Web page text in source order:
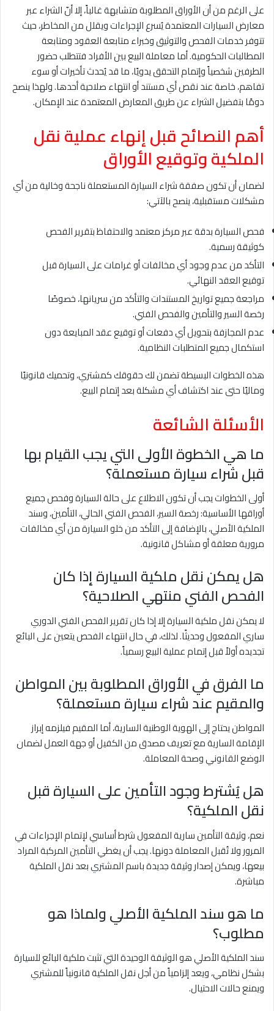
على الرغم من أن الأوراق المطلوبة متشابهة غالباً، إلا أنّ الشراء عبر
معارض السيارات المعتمدة يُسرع الإجراءات ويقلل من المخاطر، حيث
تتوفر خدمات الفحص والتوثيق وخبراء متابعة العقود ومتابعة
المطالبات الحكومية. أما معاملة البيع بين الأفراد فتتطلب حضور
الطرفين شخصياً وإتمام التحقق يدويًا، ما قد يُحدث تأخيرات أو سوء
تفاهم، خاصة عند نقص أي مستند أو انتهاء صلاحية أحدها. ولهذا ينصح
دومًا بتفضيل الشراء عن طريق المعارض المعتمدة عند الإمكان.
أهم النصائح قبل إنهاء عملية نقل
الملكية وتوقيع الأوراق
لضمان أن تكون صفقة شراء السيارة المستعملة ناجحة وخالية من أي
مشكلات مستقبلية، ينصح بالآتي:
فحص السيارة بدقة عبر مركز معتمد والاحتفاظ بتقرير الفحص
كوثيقة رسمية.
التأكد من عدم وجود أي مخالفات أو غرامات على السيارة قبل
توقيع العقد النهائي.
مراجعة جميع تواريخ المستندات والتأكد من سريانها، خصوصًا
رخصة السير والتأمين والفحص الفني.
عدم المجازفة بتحويل أي دفعات أو توقيع عقد المبايعة دون
استكمال جميع المتطلبات النظامية.
هذه الخطوات البسيطة تضمن لك حقوقك كمشتري، وتحميك قانونيًا
وماليًا حتى عند اكتشاف أي مشكلة بعد إتمام البيع.
الأسئلة الشائعة
ما هي الخطوة الأولى التي يجب القيام بها
قبل شراء سيارة مستعملة؟
أولى الخطوات يجب أن تكون الاطلاع على حالة السيارة وفحص جميع
أوراقها الأساسية: رخصة السير، الفحص الفني الحالي، التأمين، وسند
الملكية الأصلي، بالإضافة إلى التأكد من خلو السيارة من أي مخالفات
مرورية معلقة أو مشاكل قانونية.
هل يمكن نقل ملكية السيارة إذا كان
الفحص الفني منتهي الصلاحية؟
لا يمكن نقل ملكية السيارة إلا إذا كان تقرير الفحص الفني الدوري
ساري المفعول وحديثًا. لذلك، في حال انتهاء الفحص يتعين على البائع
تجديده أولاً قبل إتمام عملية البيع رسمياً.
ما الفرق في الأوراق المطلوبة بين المواطن
والمقيم عند شراء سيارة مستعملة؟
المواطن يحتاج إلى الهوية الوطنية السارية، أما المقيم فيلزمه إبراز
الإقامة السارية مع تعريف مصدق من الكفيل أو جهة العمل لضمان
الوضع القانوني وصحة المعاملة.
هل يُشترط وجود التأمين على السيارة قبل
نقل الملكية؟
نعم، وثيقة التأمين سارية المفعول شرط أساسي لإتمام الإجراءات في
المرور ولا تُقبل المعاملة دونها. يجب أن يغطي التأمين المركبة المراد
بيعها، ويمكن إصدار وثيقة جديدة باسم المشتري بعد نقل الملكية
مباشرة.
ما هو سند الملكية الأصلي ولماذا هو
مطلوب؟
سند الملكية الأصلي هو الوثيقة الوحيدة التي تثبت ملكية البائع للسيارة
بشكل نظامي، ويعد إلزامياً من أجل نقل الملكية قانونياً للمشتري
ويمنع حالات الاحتيال.